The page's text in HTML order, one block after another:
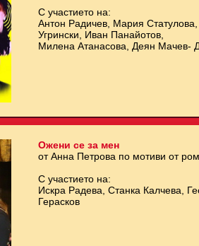
С участието на:
Антон Радичев, Мария
Угрински, Иван Панайотов,
Милена Атанасова, Деян Мачев-
Ожени се за мен
от Анна Петрова по мотиви от
С участието на:
Искра Радева, Станка Калчева,
Герасков